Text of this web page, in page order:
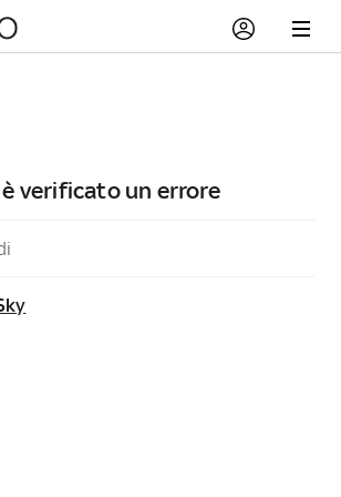
verificato un errore